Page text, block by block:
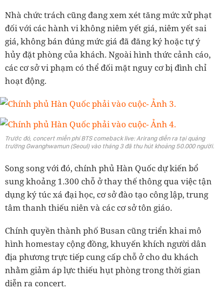
Nhà chức trách cũng đang xem xét tăng mức xử phạt
đối với các hành vi không niêm yết giá, niêm yết sai
giá, không bán đúng mức giá đã đăng ký hoặc tự ý
hủy đặt phòng của khách. Ngoài hình thức cảnh cáo,
các cơ sở vi phạm có thể đối mặt nguy cơ bị đình chỉ
hoạt động.
Trước đó, concert miễn phí BTS comeback live: Arirang diễn ra tại quảng
trường Gwanghwamun (Seoul) vào tháng 3 đã thu hút khoảng 50.000 người.
Song song với đó, chính phủ Hàn Quốc dự kiến bổ
sung khoảng 1.300 chỗ ở thay thế thông qua việc tận
dụng ký túc xá đại học, cơ sở đào tạo công lập, trung
tâm thanh thiếu niên và các cơ sở tôn giáo.
Chính quyền thành phố Busan cũng triển khai mô
hình homestay cộng đồng, khuyến khích người dân
địa phương trực tiếp cung cấp chỗ ở cho du khách
nhằm giảm áp lực thiếu hụt phòng trong thời gian
diễn ra concert.